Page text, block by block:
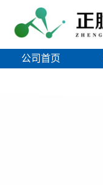
公司首页